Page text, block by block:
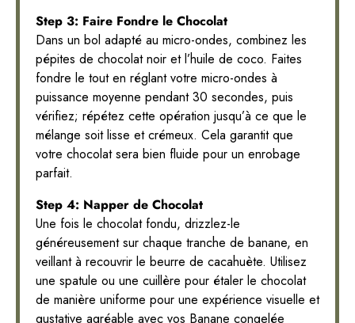
Step 3: Faire Fondre le Chocolat
Dans un bol adapté au micro-ondes, combinez les
pépites de chocolat noir et l’huile de coco. Faites
fondre le tout en réglant votre micro-ondes à
puissance moyenne pendant 30 secondes, puis
vérifiez; répétez cette opération jusqu’à ce que le
mélange soit lisse et crémeux. Cela garantit que
votre chocolat sera bien fluide pour un enrobage
parfait.
Step 4: Napper de Chocolat
Une fois le chocolat fondu, drizzlez-le
généreusement sur chaque tranche de banane, en
veillant à recouvrir le beurre de cacahuète. Utilisez
une spatule ou une cuillère pour étaler le chocolat
de manière uniforme pour une expérience visuelle et
gustative agréable avec vos Banane congelée